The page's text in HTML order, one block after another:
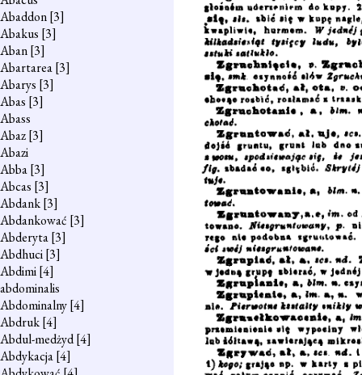
Abaddon[3]
Abakus [3]
Aban[3]
Abartarea[3]
Abarys [3]
Abas [3]
Abass
Abaz[3]
Abazi
Abba[3]
Abcas [3]
Abdank[3]
Abdankować [3]
Abderyta[3]
Abdhuci[3]
Abdimi[4]
abdominalis
Abdominalny[4]
Abdruk[4]
Abdul-medżyd[4]
Abdykacja[4]